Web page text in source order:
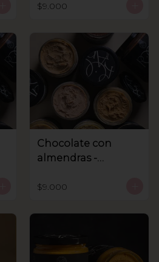
$9.000
Chocolate con
almendras -
$9.000